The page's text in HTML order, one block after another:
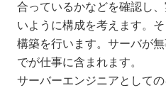
合っているかなどを確認し
いように構成を考えます。
構築を行います。サーバが
でが仕事に含まれます。
サーバーエンジニアとして